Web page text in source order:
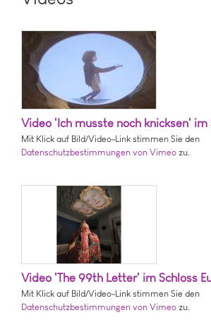
Video 'Ich musste noch knicksen' im
Mit Klick auf Bild/Video-Link stimmen Sie den
Datenschutzbestimmungen von Vimeo zu.
Video 'The 99th Letter' im Schloss
Mit Klick auf Bild/Video-Link stimmen Sie den
Datenschutzbestimmungen von Vimeo zu.